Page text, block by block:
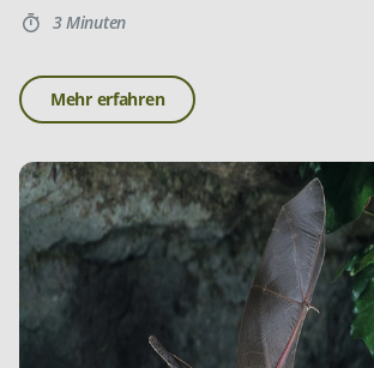
3 Minuten
Mehr erfahren